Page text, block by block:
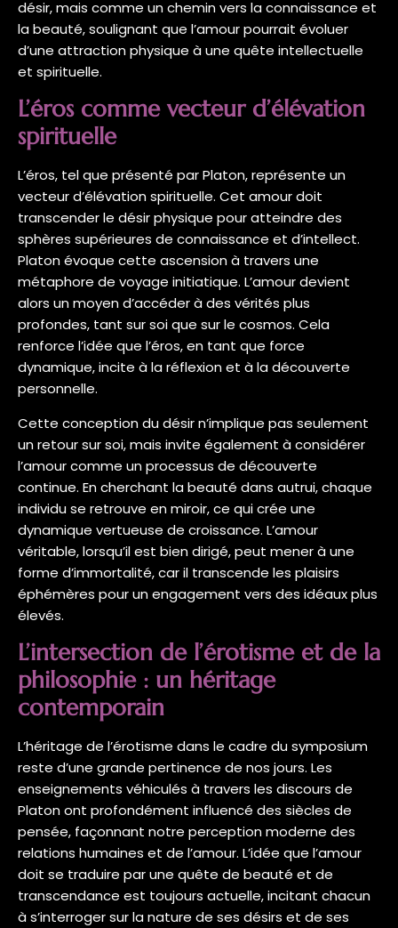
désir, mais comme un chemin vers la connaissance et
la beauté, soulignant que l’amour pourrait évoluer
d’une attraction physique à une quête intellectuelle
et spirituelle.
L’éros comme vecteur d’élévation
spirituelle
L’éros, tel que présenté par Platon, représente un
vecteur d’élévation spirituelle. Cet amour doit
transcender le désir physique pour atteindre des
sphères supérieures de connaissance et d’intellect.
Platon évoque cette ascension à travers une
métaphore de voyage initiatique. L’amour devient
alors un moyen d’accéder à des vérités plus
profondes, tant sur soi que sur le cosmos. Cela
renforce l’idée que l’éros, en tant que force
dynamique, incite à la réflexion et à la découverte
personnelle.
Cette conception du désir n’implique pas seulement
un retour sur soi, mais invite également à considérer
l’amour comme un processus de découverte
continue. En cherchant la beauté dans autrui, chaque
individu se retrouve en miroir, ce qui crée une
dynamique vertueuse de croissance. L’amour
véritable, lorsqu’il est bien dirigé, peut mener à une
forme d’immortalité, car il transcende les plaisirs
éphémères pour un engagement vers des idéaux plus
élevés.
L’intersection de l’érotisme et de la
philosophie : un héritage
contemporain
L’héritage de l’érotisme dans le cadre du symposium
reste d’une grande pertinence de nos jours. Les
enseignements véhiculés à travers les discours de
Platon ont profondément influencé des siècles de
pensée, façonnant notre perception moderne des
relations humaines et de l’amour. L’idée que l’amour
doit se traduire par une quête de beauté et de
transcendance est toujours actuelle, incitant chacun
à s’interroger sur la nature de ses désirs et de ses